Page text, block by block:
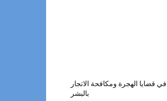
قضايا الهجرة ومكافحة الاتجار
بالبشر